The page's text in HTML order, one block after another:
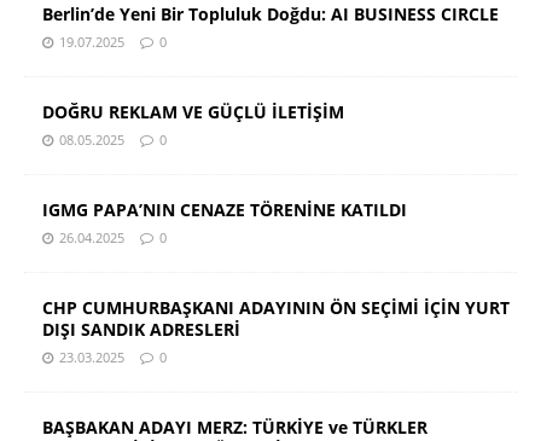
Berlin’de Yeni Bir Topluluk Doğdu: AI BUSINESS CIRCLE
19.07.2025 0
DOĞRU REKLAM VE GÜÇLÜ İLETİŞİM
08.05.2025 0
IGMG PAPA’NIN CENAZE TÖRENİNE KATILDI
26.04.2025 0
CHP CUMHURBAŞKANI ADAYININ ÖN SEÇİMİ İÇİN YURT
DIŞI SANDIK ADRESLERİ
23.03.2025 0
BAŞBAKAN ADAYI MERZ: TÜRKİYE ve TÜRKLER